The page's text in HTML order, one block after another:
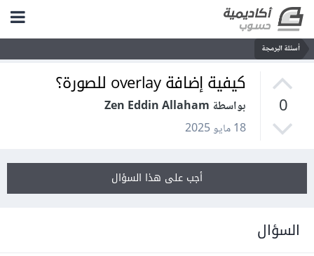
أسئلة البرمجة
0
كيفية إضافة overlay للصورة؟
بواسطة Zen Eddin Allaham
18 مايو 2025
أجب على هذا السؤال
السؤال